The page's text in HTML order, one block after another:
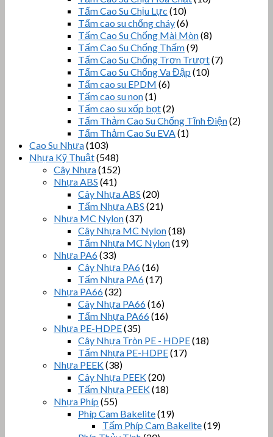
Tấm Cao Su Chịu Lực (10)
Tấm cao su chống cháy(6)
Tấm Cao Su Chống Mài Mòn(8)
Tấm Cao Su Chống Thấm(9)
Tấm Cao Su Chống Trơn Trượt(7)
Tấm Cao Su Chống Va Đập (10)
Tấm cao su EPDM (6)
Tấm cao su non(1)
Tấm cao su xốp bọt(2)
Tấm Thảm Cao Su Chống Tĩnh Điện(2)
Tấm Thảm Cao Su EVA(1)
Cao Su Nhựa(103)
Nhựa Kỹ Thuật(548)
Cây Nhựa(152)
Nhựa ABS (41)
Cây Nhựa ABS (20)
Tấm Nhựa ABS (21)
Nhựa MC Nylon(37)
Cây Nhựa MC Nylon(18)
Tấm Nhựa MC Nylon(19)
Nhựa PA6(33)
Cây Nhựa PA6(16)
Tấm Nhựa PA6(17)
Nhựa PA66(32)
Cây Nhựa PA66(16)
Tấm Nhựa PA66(16)
Nhựa PE-HDPE(35)
Cây Nhựa Tròn PE - HDPE(18)
Tấm Nhựa PE-HDPE(17)
Nhựa PEEK(38)
Cây Nhựa PEEK(20)
Tấm Nhựa PEEK(18)
Nhựa Phíp (55)
Phíp Cam Bakelite(19)
Tấm Phíp Cam Bakelite(19)